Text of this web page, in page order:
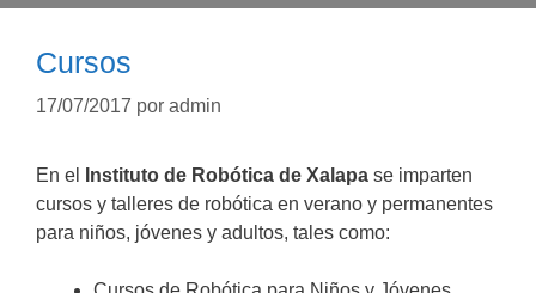
Cursos
17/07/2017 por admin
En el Instituto de Robótica de Xalapa se imparten
cursos y talleres de robótica en verano y permanentes
para niños, jóvenes y adultos, tales como: